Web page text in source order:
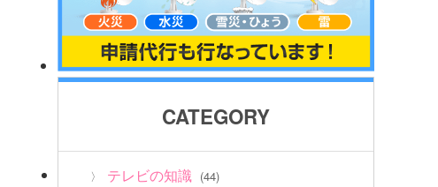
CATEGORY
テレビの知識 (44)